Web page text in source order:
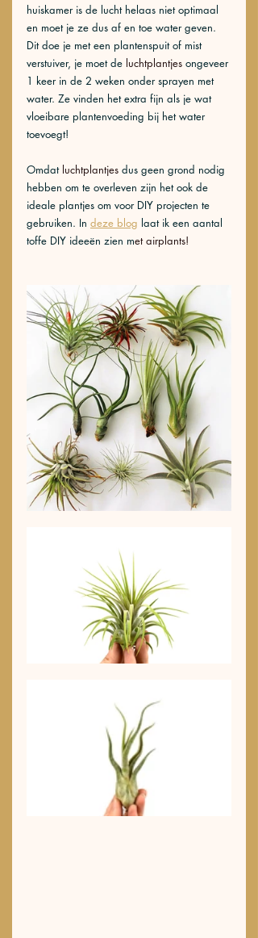
huiskamer is de lucht helaas niet optimaal
en moet je ze dus af en toe water geven.
Dit doe je met een plantenspuit of mist
verstuiver, je moet de luchtplantjes ongeveer
1 keer in de 2 weken onder sprayen met
water. Ze vinden het extra fijn als je wat
vloeibare plantenvoeding bij het water
toevoegt!
Omdat luchtplantjes dus geen grond nodig
hebben om te overleven zijn het ook de
ideale plantjes om voor DIY projecten te
gebruiken. In deze blog laat ik een aantal
toffe DIY ideeën zien met airplants!